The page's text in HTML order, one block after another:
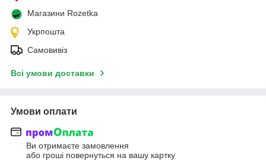
Магазини Rozetka
Укрпошта
Самовивіз
Всі умови доставки
Умови оплати
Ви отримаєте замовлення
або гроші повернуться на вашу картку